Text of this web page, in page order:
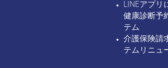
LINEアプリ
健康診断予
テム
介護保険請
テムリニュ